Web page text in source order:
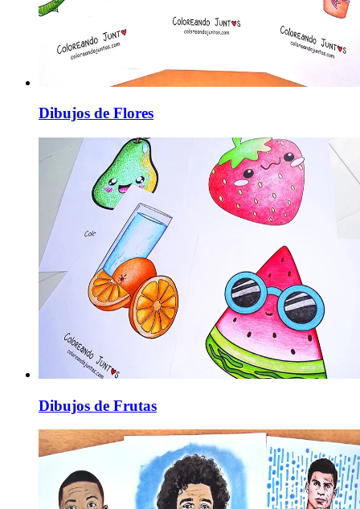
Dibujos de Flores
Dibujos de Frutas